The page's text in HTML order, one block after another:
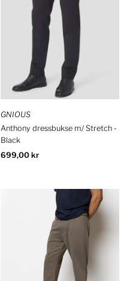
GNIOUS
Anthony dressbukse m/ Stretch -
Black
Ordinær
699,00 kr